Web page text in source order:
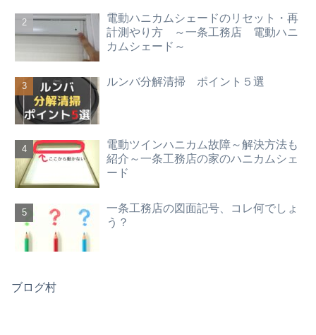
電動ハニカムシェードのリセット・再
計測やり方 ～一条工務店 電動ハニ
カムシェード～
ルンバ分解清掃 ポイント５選
電動ツインハニカム故障～解決方法も
紹介～一条工務店の家のハニカムシェ
ード
一条工務店の図面記号、コレ何でしょ
う？
ブログ村